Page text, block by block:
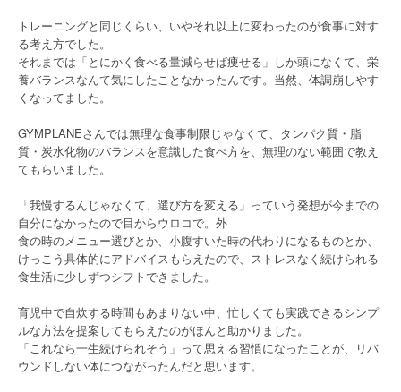
トレーニングと同じくらい、いやそれ以上に変わったのが食事に対す
る考え方でした。
それまでは「とにかく食べる量減らせば痩せる」しか頭になくて、栄
養バランスなんて気にしたことなかったんです。当然、体調崩しやす
くなってました。
GYMPLANEさんでは無理な食事制限じゃなくて、タンパク質・脂
質・炭水化物のバランスを意識した食べ方を、無理のない範囲で教え
てもらいました。
「我慢するんじゃなくて、選び方を変える」っていう発想が今までの
自分になかったので目からウロコで。外
食の時のメニュー選びとか、小腹すいた時の代わりになるものとか、
けっこう具体的にアドバイスもらえたので、ストレスなく続けられる
食生活に少しずつシフトできました。
育児中で自炊する時間もあまりない中、忙しくても実践できるシンプ
ルな方法を提案してもらえたのがほんと助かりました。
「これなら一生続けられそう」って思える習慣になったことが、リバ
ウンドしない体につながったんだと思います。